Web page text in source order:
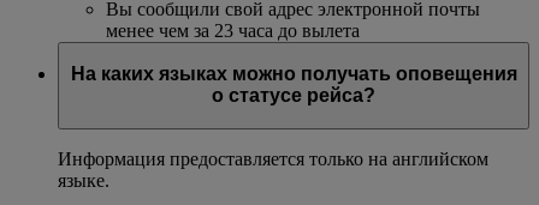
Вы сообщили свой адрес электронной почты
менее чем за 23 часа до вылета
На каких языках можно получать оповещения
о статусе рейса?
Информация предоставляется только на английском
языке.